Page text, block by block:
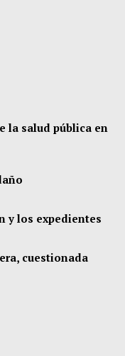
la salud pública en
y los expedientes
cuestionada